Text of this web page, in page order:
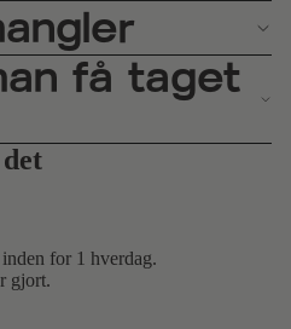
få taget
for 1 hverdag.
gjort.